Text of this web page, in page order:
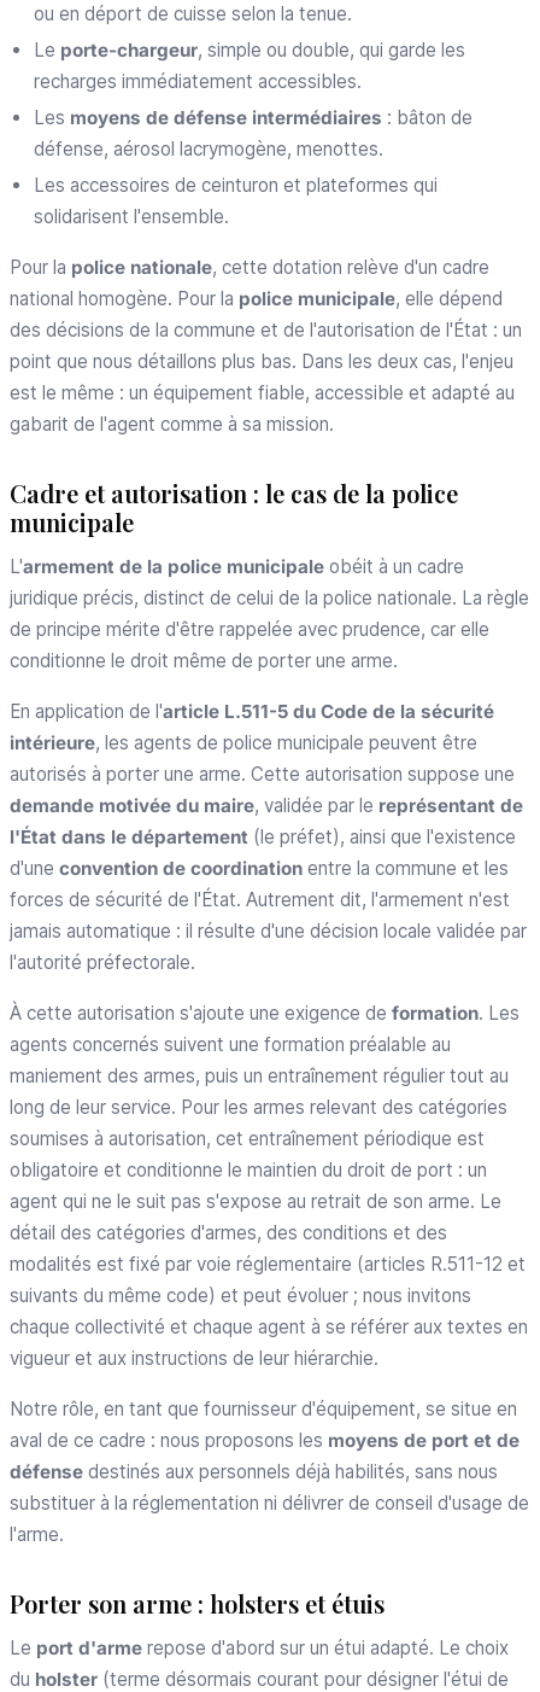
ou en déport de cuisse selon la tenue.
Le porte-chargeur, simple ou double, qui garde les
recharges immédiatement accessibles.
Les moyens de défense intermédiaires : bâton de
défense, aérosol lacrymogène, menottes.
Les accessoires de ceinturon et plateformes qui
solidarisent l'ensemble.
Pour la police nationale, cette dotation relève d'un cadre
national homogène. Pour la police municipale, elle dépend
des décisions de la commune et de l'autorisation de l'État : un
point que nous détaillons plus bas. Dans les deux cas, l'enjeu
est le même : un équipement fiable, accessible et adapté au
gabarit de l'agent comme à sa mission.
Cadre et autorisation : le cas de la police
municipale
L'armement de la police municipale obéit à un cadre
juridique précis, distinct de celui de la police nationale. La règle
de principe mérite d'être rappelée avec prudence, car elle
conditionne le droit même de porter une arme.
En application de l'article L.511-5 du Code de la sécurité
intérieure, les agents de police municipale peuvent être
autorisés à porter une arme. Cette autorisation suppose une
demande motivée du maire, validée par le représentant de
l'État dans le département (le préfet), ainsi que l'existence
d'une convention de coordination entre la commune et les
forces de sécurité de l'État. Autrement dit, l'armement n'est
jamais automatique : il résulte d'une décision locale validée par
l'autorité préfectorale.
À cette autorisation s'ajoute une exigence de formation. Les
agents concernés suivent une formation préalable au
maniement des armes, puis un entraînement régulier tout au
long de leur service. Pour les armes relevant des catégories
soumises à autorisation, cet entraînement périodique est
obligatoire et conditionne le maintien du droit de port : un
agent qui ne le suit pas s'expose au retrait de son arme. Le
détail des catégories d'armes, des conditions et des
modalités est fixé par voie réglementaire (articles R.511-12 et
suivants du même code) et peut évoluer ; nous invitons
chaque collectivité et chaque agent à se référer aux textes en
vigueur et aux instructions de leur hiérarchie.
Notre rôle, en tant que fournisseur d'équipement, se situe en
aval de ce cadre : nous proposons les moyens de port et de
défense destinés aux personnels déjà habilités, sans nous
substituer à la réglementation ni délivrer de conseil d'usage de
l'arme.
Porter son arme : holsters et étuis
Le port d'arme repose d'abord sur un étui adapté. Le choix
du holster (terme désormais courant pour désigner l'étui de